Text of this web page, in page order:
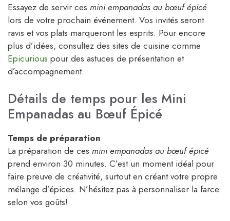
Essayez de servir ces mini empanadas au bœuf épicé
lors de votre prochain événement. Vos invités seront
ravis et vos plats marqueront les esprits. Pour encore
plus d’idées, consultez des sites de cuisine comme
Epicurious pour des astuces de présentation et
d’accompagnement.
Détails de temps pour les Mini
Empanadas au Bœuf Épicé
Temps de préparation
La préparation de ces mini empanadas au bœuf épicé
prend environ 30 minutes. C’est un moment idéal pour
faire preuve de créativité, surtout en créant votre propre
mélange d’épices. N’hésitez pas à personnaliser la farce
selon vos goûts!